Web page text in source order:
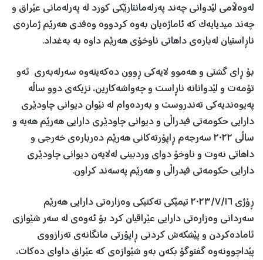
لەوەڵامی لێدوانی چەند پەرلەمانتارێکی کورد لە پەرلەمانی عێراق و
چەند میدیایەک کە ئاماژەیان بەوە کردووە وەفدی هەرێم ژمارەی
ناڕاستیان لەبارەی داهاتی ناوخۆی هەرێم داوە بە بەغداد.
بۆ ڕای گشتی و هەموو لایەکی ڕوون دەکەینەوە سەرلەبەری ئەو
تۆمەت و لێدوانانە ناڕاست و چەواشەکارین، نزیکەی دوو ساڵە
پەیوەندیەکی تەندروست و بەردەوام لە نێوان دیوانی چاودێری
دارایی حکومەتی فیدراڵی و دیوانی چاودێری دارایی هەرێم هەیە و
ساڵی ٢٠٢٢ سەرجەم ڕاپۆرتەکانی هەرێم دەربارەی خەرجی و
داهاتی نەوت و ناوخۆ دوای وردبینی لەلایەن دیوانی چاودێری
دارایی حکومەتی فیدراڵی و هەرێم پەسەند کراون.
ڕۆژی ٢٠٢٣/٧/١٦ تیمێکی تەکنیکی وەزارەتی دارایی هەرێم
سەردانی وەزارەتی دارایی عێراقیان کرد بۆ ئەوەی لە سەر شێوازی
ئامادەکردن و پێشکەش کردنی ڕاپۆرتی مانگانەی تەرازووی
پێداچوونەوە گفتوگۆ بکەن بەو شێوازەی کە عێراق داوای دەکات،